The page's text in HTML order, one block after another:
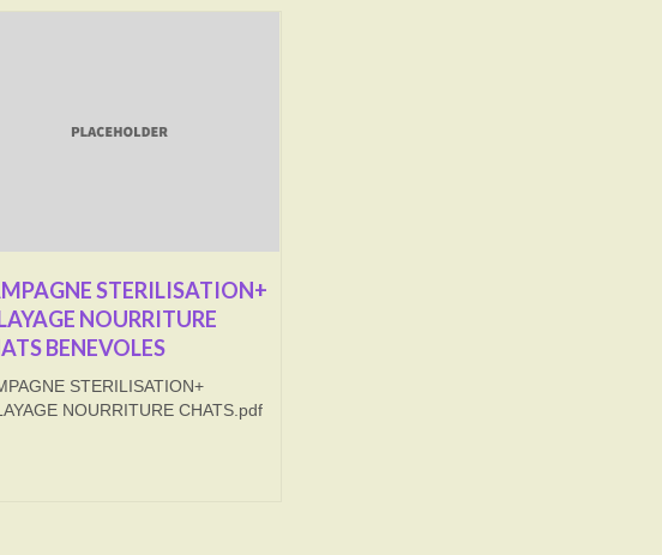
STERILISATION+
NOURRITURE
BENEVOLES
STERILISATION+
NOURRITURE CHATS.pdf